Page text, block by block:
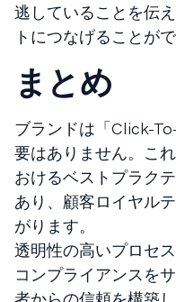
逃していることを伝
トにつなげることがで
まとめ
ブランドは「Click-
要はありません。こ
おけるベストプラク
あり、顧客ロイヤル
がります。
透明性の高いプロセ
コンプライアンスを